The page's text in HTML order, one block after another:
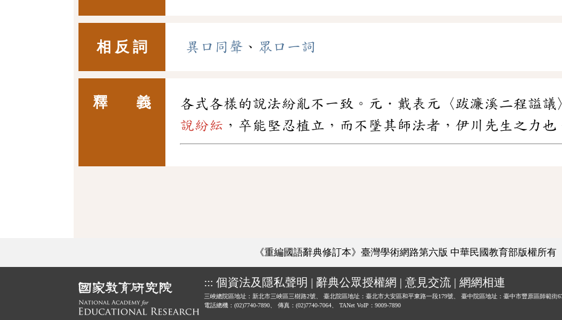
相 反 詞 異口同聲 、 眾口一詞
釋 義 各式各樣的說法紛亂不一致。元．戴表元〈跋濂溪二程謚議
說紛紜 ，卒能堅忍植立，而不墜其師法者，伊川先生之力也
《重編國語辭典修訂本》臺灣學術網路第六版 中華民國教育部版權所有
::: 個資法及隱私聲明 | 辭典公眾授權網 | 意見交流 | 網網相連
三峽總院區地址：新北市三峽區三樹路2號、 臺北院區地址：臺北市大安區和平東路一段179號、
臺中院區地址：臺中市豐原區師範街
電話總機：(02)7740-7890、
傳真：(02)7740-7064、 TANet VoIP：9009-7890